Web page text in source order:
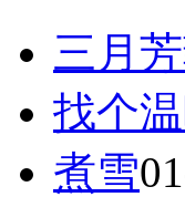
三月
找个
煮雪